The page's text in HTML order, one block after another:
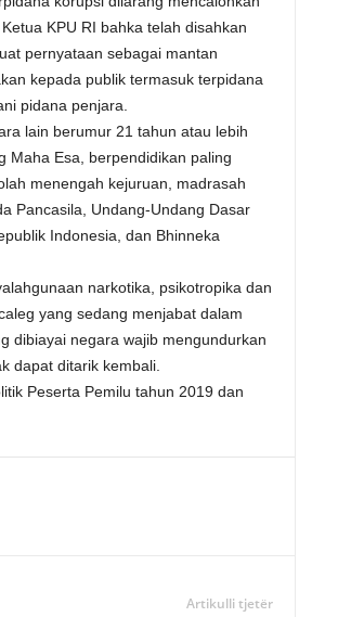
KPU RI bahka telah disahkan
pernyataan sebagai mantan
kepada publik termasuk terpidana
pidana penjara.
lain berumur 21 tahun atau lebih
Maha Esa, berpendidikan paling
menengah kejuruan, madrasah
Pancasila, Undang-Undang Dasar
Indonesia, dan Bhinneka
narkotika, psikotropika dan
yang sedang menjabat dalam
dibiayai negara wajib mengundurkan
dapat ditarik kembali.
Peserta Pemilu tahun 2019 dan
Artikulli tjetër